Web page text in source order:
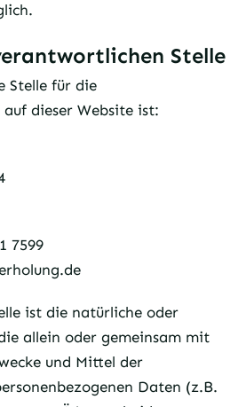
Stelle
Stelle für die
dieser Website ist:
7599
ist die natürliche oder
allein oder gemeinsam mit
und Mittel der
Daten (z.B.